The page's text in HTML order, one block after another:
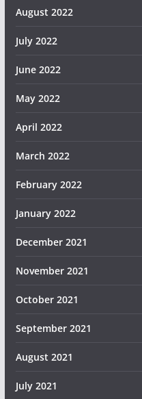
August 2022
July 2022
June 2022
May 2022
April 2022
March 2022
February 2022
January 2022
December 2021
November 2021
October 2021
September 2021
August 2021
July 2021